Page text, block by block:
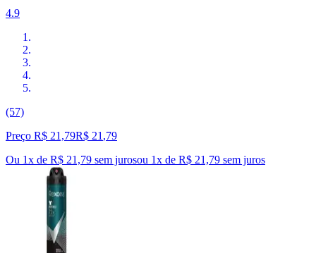
4.9
(57)
Preço R$ 21,79R$ 21 ,79
Ou 1x de R$ 21,79 sem jurosou 1x de R$ 21,79 sem juros